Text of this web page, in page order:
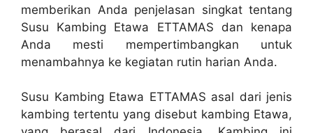
memberikan Anda penjelasan singkat tentang
Susu Kambing Etawa ETTAMAS dan kenapa
Anda mesti mempertimbangkan untuk
menambahnya ke kegiatan rutin harian Anda.
Susu Kambing Etawa ETTAMAS asal dari jenis
kambing tertentu yang disebut kambing Etawa,